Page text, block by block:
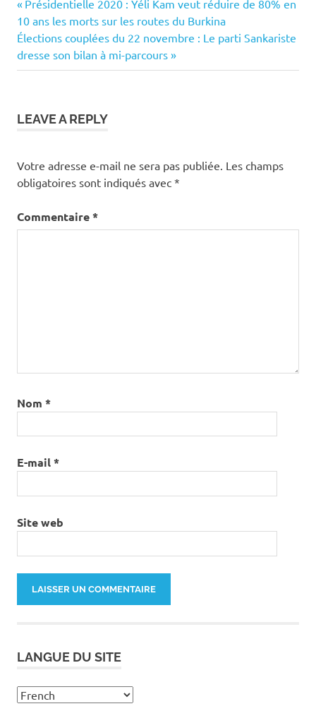
Navigation
de
l’article
Previous
Post:
Présidentielle 2020 : Yéli Kam veut réduire de 80% en
10 ans les morts sur les routes du Burkina
Next
Post:
Élections couplées du 22 novembre : Le parti Sankariste
dresse son bilan à mi-parcours
LEAVE A REPLY
Votre adresse e-mail ne sera pas publiée. Les champs
obligatoires sont indiqués avec *
Commentaire*
Nom *
E-mail*
Site web
LANGUE DU SITE